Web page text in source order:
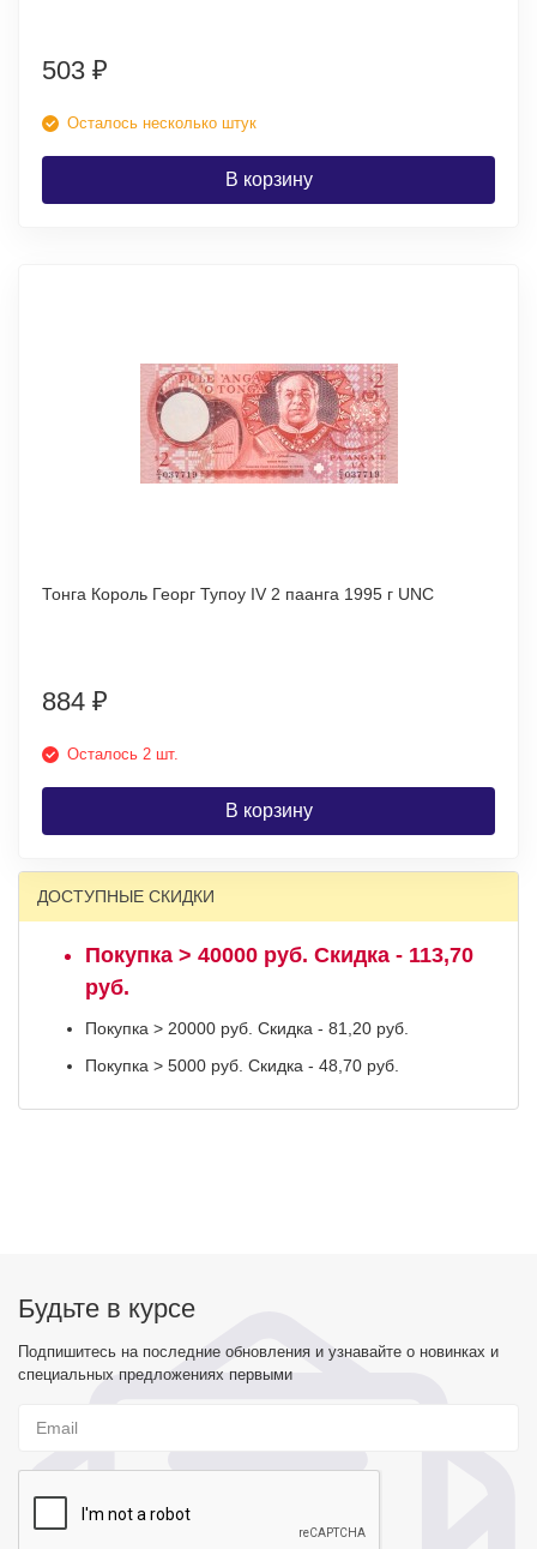
503 ₽
Осталось несколько штук
В корзину
Тонга Король Георг Тупоу IV 2 паанга 1995 г UNC
884 ₽
Осталось 2 шт.
В корзину
ДОСТУПНЫЕ СКИДКИ
Покупка > 40000 руб. Скидка - 113,70
руб.
Покупка > 20000 руб. Скидка - 81,20 руб.
Покупка > 5000 руб. Скидка - 48,70 руб.
Будьте в курсе
Подпишитесь на последние обновления и узнавайте о новинках и
специальных предложениях первыми